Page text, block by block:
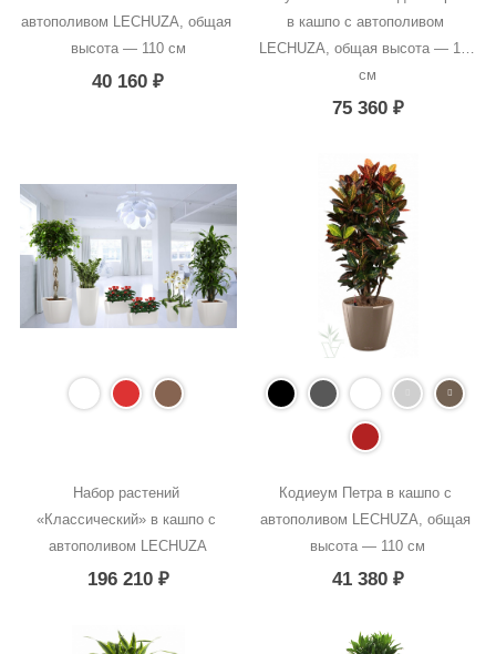
автополивом LECHUZA, общая
высота — 110 см
40 160₽
в кашпо с автополивом
LECHUZA, общая высота — 190
см
75 360 ₽
Набор растений
«Классический» в кашпо с
автополивом LECHUZA
196 210 ₽
Кодиеум Петра в кашпо с
автополивом LECHUZA, общая
высота — 110 см
41 380 ₽